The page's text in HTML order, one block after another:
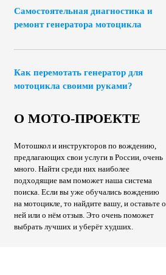
Самостоятельная диагностика и
ремонт генератора мотоцикла
Как перемотать генератор для
мотоцикла своими руками?
О МОТО-ПРОЕКТЕ
Мотошкол и инструкторов по вождению,
предлагающих свои услуги в России, очень
много. Найти среди них наиболее
подходящие вам поможет наша система
поиска. Если вы уже обучались вождению
на мотоцикле, то найдите вашу, и оставьте о
ней или о нём отзыв. Это очень поможет
выбрать лучших и уберёт худших.